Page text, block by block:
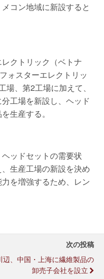
コン地域に新設すると
クトリック（ベトナ
ォスターエレクトリッ
、第2工場に加えて、
工場を新設し、ヘッド
生産する。
ッドセットの需要状
生産工場の新設を決め
を増強するため、レン
次の投稿
辺、中国・上海に繊維製品の
卸売子会社を設立